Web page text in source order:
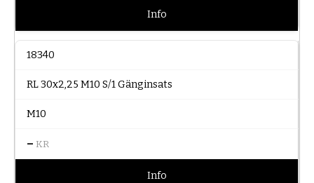
Info
18340
RL 30x2,25 M10 S/1 Gänginsats
M10
– KR
Info